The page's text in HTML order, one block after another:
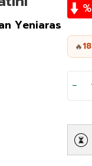
Yeniaras
%
🔥18